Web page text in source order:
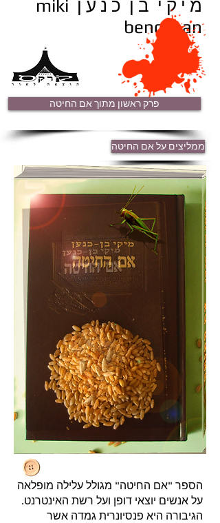
מ י ק י ב ן כ נ ע ן miki
bencnaan
פרק ראשון מתוך אם החיטה
ממליצים על אם החיטה
​הספר "אם החיטה" מגולל עלילה מופלאה
על אנשים יוצאי דופן ועל רשת האינטרנט.
הגיבורה היא פנסיונרית גמדה אשר